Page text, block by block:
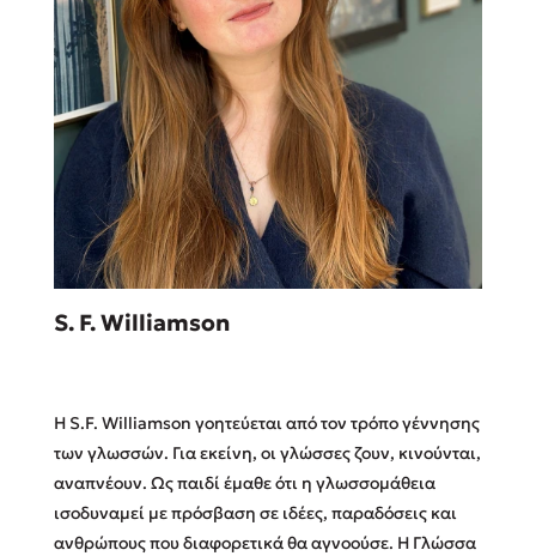
Χάρης Πολίτης
Καθρέφτης
Sebastian Fitzek
Στέφανος Ξενάκης
S. F. Williamson
H S.F. Williamson γοητεύεται από τον τρόπο γέννησης
των γλωσσών. Για εκείνη, οι γλώσσες ζουν, κινούνται,
αναπνέουν. Ως παιδί έμαθε ότι η γλωσσομάθεια
ισοδυναμεί με πρόσβαση σε ιδέες, παραδόσεις και
ανθρώπους που διαφορετικά θα αγνοούσε. Η Γλώσσα